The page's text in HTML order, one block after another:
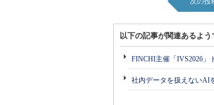
以下の記事が関連あるよう
FINCHI主催「IVS2026」
社内データを扱えない